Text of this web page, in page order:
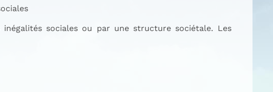
sociales ou par une structure sociétale. Les